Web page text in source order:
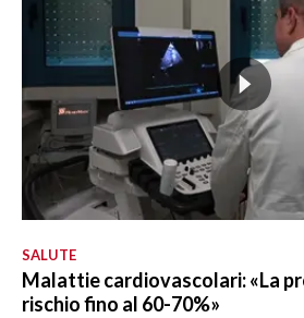
SALUTE
Malattie cardiovascolari: «La
rischio fino al 60-70%»